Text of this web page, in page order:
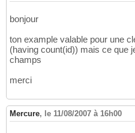
bonjour
ton example valable pour une
(having count(id)) mais ce que
champs
merci
Mercure, le 11/08/2007 à 16h00